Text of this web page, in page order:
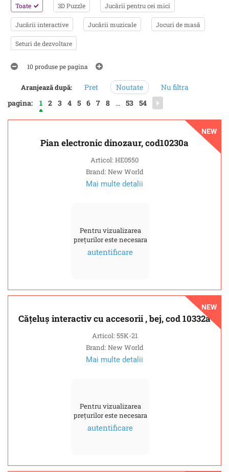
Toate 3D Puzzle Jucării pentru cei mici
Jucării interactive Jucării muzicale Jocuri de masă
Seturi de dezvoltare
10 produse pe pagina
Aranjează după: Pret Noutate
Nu filtra
pagina:
1 2 3 4 5 6 7 8 ... 53 54
NEW
Pian electronic dinozaur, cod10230a
Articol: HE0550
Brand: New World
Mai multe detalii
Pentru vizualizarea
prețurilor este necesara
autentificare
NEW
Cățeluș interactiv cu accesorii , bej, cod 10332a
Articol: 55K-21
Brand: New World
Mai multe detalii
Pentru vizualizarea
prețurilor este necesara
autentificare